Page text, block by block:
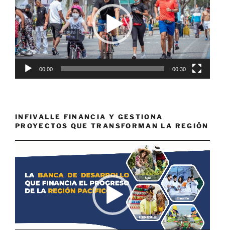
00:00 00:30
INFIVALLE FINANCIA Y GESTIONA
PROYECTOS QUE TRANSFORMAN LA REGIÓN
de